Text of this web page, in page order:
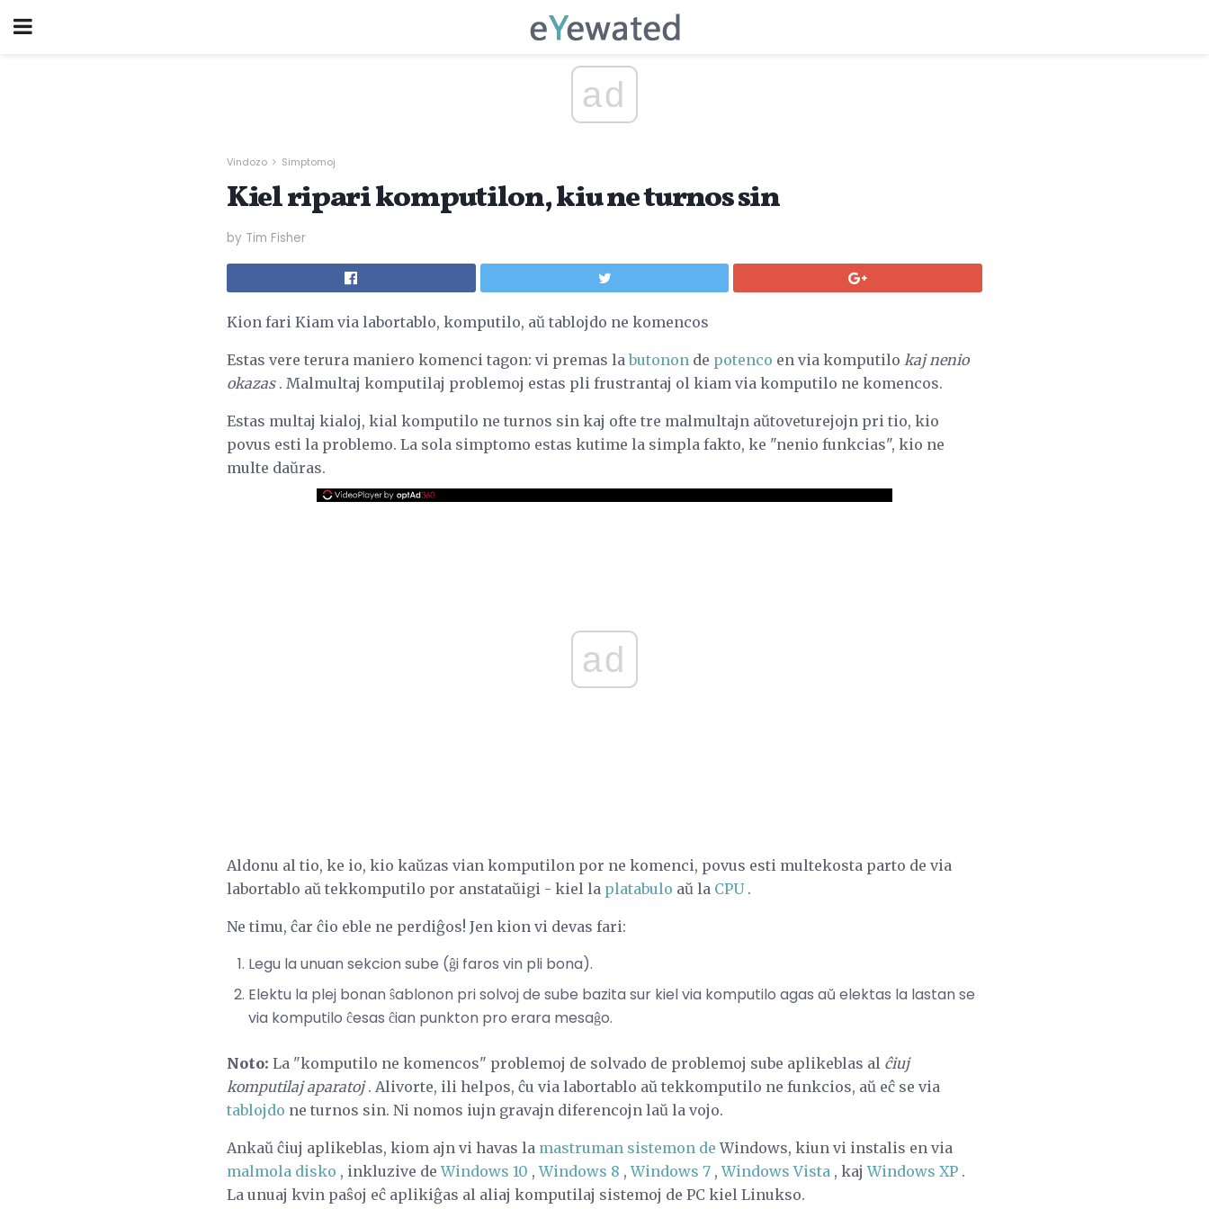
ad
Vindozo Simptomoj
Kiel ripari komputilon, kiu ne turnos sin
by Tim Fisher
Kion fari Kiam via labortablo, komputilo, aŭ tablojdo ne komencos
Estas vere terura maniero komenci tagon: vi premas labutonon de potenco en via komputilo kaj nenio
okazas. Malmultaj komputilaj problemoj estas pli frustrantaj ol kiam via komputilo ne komencos.
Estas multaj kialoj, kial komputilo ne turnos sin kaj ofte tre malmultajn aŭtoveturejojn pri tio, kio
povus esti la problemo. La sola simptomo estas kutime la simpla fakto, ke "nenio funkcias", kio ne
multe daŭras.
ad
Aldonu al tio, ke io, kio kaŭzas vian komputilon por ne komenci, povus esti multekosta parto de via
labortablo aŭ tekkomputilo por anstataŭigi - kiel la platabulo aŭ la CPU .
Ne timu, ĉar ĉio eble ne perdiĝos! Jen kion vi devas fari:
Legu la unuan sekcion sube (ĝi faros vin pli bona).
Elektu la plej bonan ŝablonon pri solvoj de sube bazita sur kiel via komputilo agas aŭ elektas la lastan se
via komputilo ĉesas ĉian punkton pro erara mesaĝo.
Noto: La "komputilo ne komencos" problemoj de solvado de problemoj sube aplikeblas al ĉiuj
komputilaj aparatoj. Alivorte, ili helpos, ĉu via labortablo aŭ tekkomputilo ne funkcios, aŭ eĉ se via
tablojdo ne turnos sin. Ni nomos iujn gravajn diferencojn laŭ la vojo.
Ankaŭ ĉiuj aplikeblas, kiom ajn vi havas la mastruman sistemon de Windows, kiun vi instalis en via
malmola disko , inkluzive deWindows 10 ,Windows 8 ,Windows 7 ,Windows Vista , kajWindows XP .
La unuaj kvin paŝoj eĉ aplikiĝas al aliaj komputilaj sistemoj de PC kiel Linukso.